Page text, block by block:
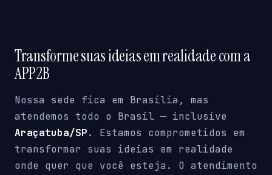
Transforme suas ideias em realidade com a
APP2B
Nossa sede fica em Brasília, mas
atendemos todo o Brasil — inclusive
Araçatuba/SP. Estamos comprometidos em
transformar suas ideias em realidade
onde quer que você esteja. O atendimento